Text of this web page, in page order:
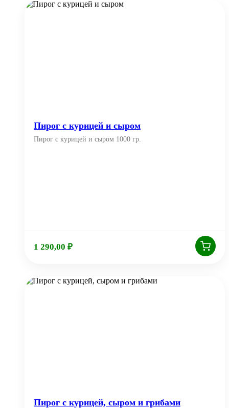
Пирог с курицей и сыром
Пирог с курицей и сыром 1000 гр.
1 290,00 ₽
Пирог с курицей, сыром и грибами